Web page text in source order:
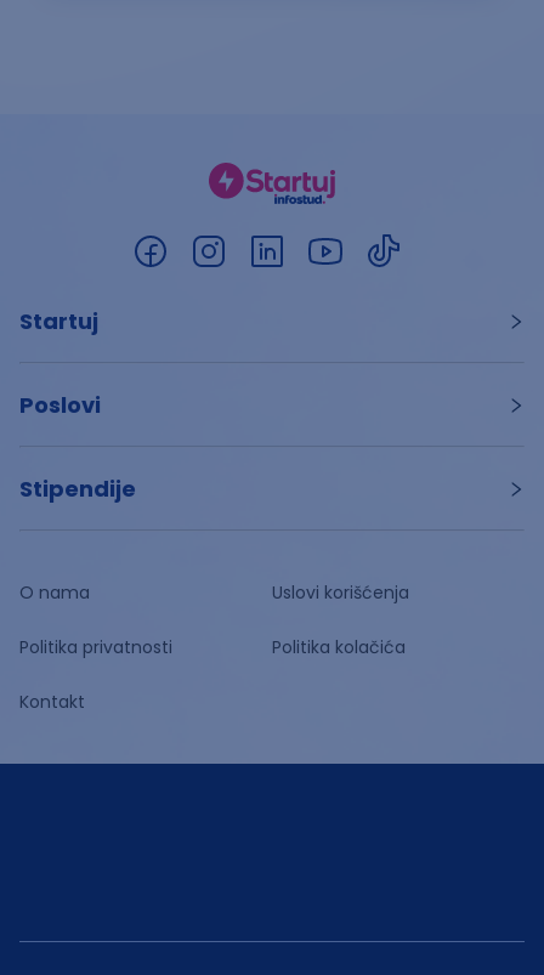
Startuj
Poslovi
Stipendije
O nama Uslovi korišćenja
Politika privatnosti Politika kolačića
Kontakt